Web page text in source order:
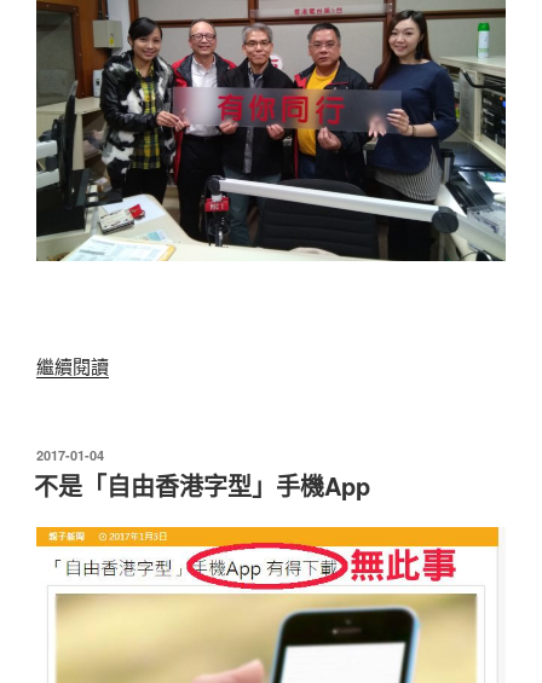
繼續閱讀“香
第
台
節
目
問”
發
表
於
2017-01-04
不是「自由香港字型」手機App